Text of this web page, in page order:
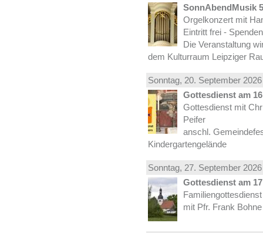
SonnAbendMusik 5
Orgelkonzert mit
Eintritt frei -
Die Veranstaltung
dem Kulturraum Leipziger
Sonntag, 20. September
Gottesdienst am
Gottesdienst mit
Peifer
anschl.
Kindergartengelände
Sonntag, 27. September
Gottesdienst am
mit Pfr. Frank